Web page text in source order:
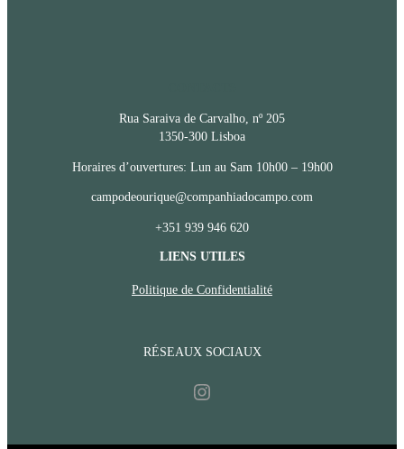
LIENS UTILES
Politique de Confidentialité
RÉSEAUX SOCIAUX
Instagram
Rua Saraiva de Carvalho, nº 205
1350-300 Lisboa
Horaires d’ouvertures: Lun au Sam 10h00 – 19h00
campodeourique@companhiadocampo.com
+351 939 946 620